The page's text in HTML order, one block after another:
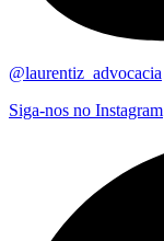
@laurentiz_advocacia
Siga-nos no Instagram